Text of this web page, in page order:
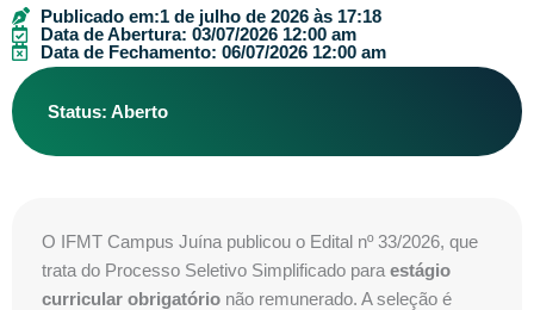
Publicado em:1 de julho de 2026 às 17:18
Data de Abertura: 03/07/2026 12:00 am
Data de Fechamento: 06/07/2026 12:00 am
Status: Aberto
O IFMT Campus Juína publicou o Edital nº 33/2026, que
trata do Processo Seletivo Simplificado para estágio
curricular obrigatório não remunerado. A seleção é